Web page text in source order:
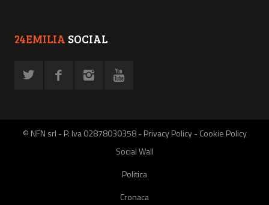
24EMILIA SOCIAL
© NFN srl - P. Iva 02878030358 -Privacy Policy-Cookie Policy
Social Wall
Politica
Cronaca